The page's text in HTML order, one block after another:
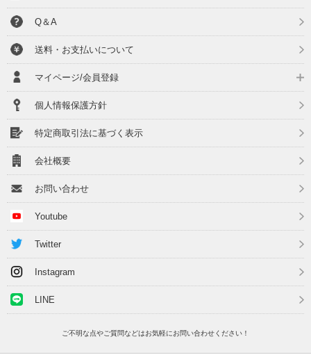
Q＆A
送料・お支払いについて
マイページ/会員登録
個人情報保護方針
特定商取引法に基づく表示
会社概要
お問い合わせ
Youtube
Twitter
Instagram
LINE
ご不明な点やご質問などはお気軽にお問い合わせください！